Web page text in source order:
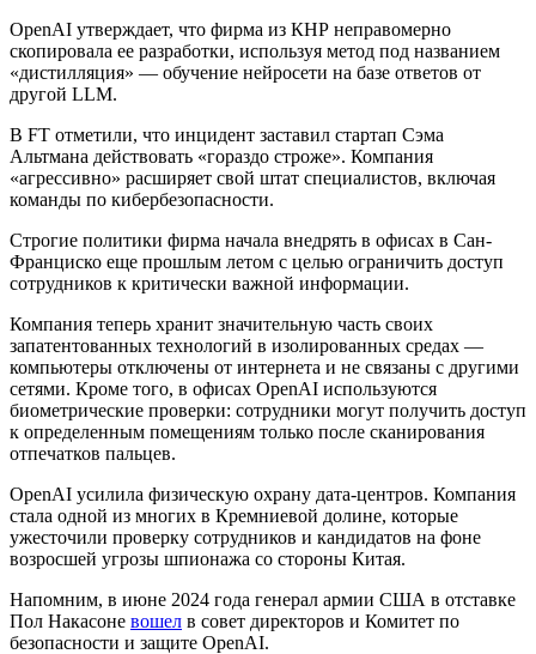
OpenAI утверждает, что фирма из КНР неправомерно
скопировала ее разработки, используя метод под названием
«дистилляция» — обучение нейросети на базе ответов от
другой LLM.
В FT отметили, что инцидент заставил стартап Сэма
Альтмана действовать «гораздо строже». Компания
«агрессивно» расширяет свой штат специалистов, включая
команды по кибербезопасности.
Строгие политики фирма начала внедрять в офисах в Сан-
Франциско еще прошлым летом с целью ограничить доступ
сотрудников к критически важной информации.
Компания теперь хранит значительную часть своих
запатентованных технологий в изолированных средах —
компьютеры отключены от интернета и не связаны с другими
сетями. Кроме того, в офисах OpenAI используются
биометрические проверки: сотрудники могут получить доступ
к определенным помещениям только после сканирования
отпечатков пальцев.
OpenAI усилила физическую охрану дата-центров. Компания
стала одной из многих в Кремниевой долине, которые
ужесточили проверку сотрудников и кандидатов на фоне
возросшей угрозы шпионажа со стороны Китая.
Напомним, в июне 2024 года генерал армии США в отставке
Пол Накасоне вошел в совет директоров и Комитет по
безопасности и защите OpenAI.